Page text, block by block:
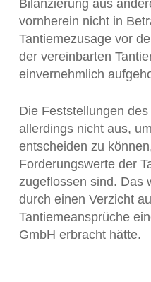
Bilanzierung aus
vornherein nicht in
Tantiemezusage vor
der vereinbarten
einvernehmlich
Die Feststellungen
allerdings nicht aus,
entscheiden zu
Forderungswerte der
zugeflossen sind. Das
durch einen Verzicht
Tantiemeansprüche
GmbH erbracht hätte.